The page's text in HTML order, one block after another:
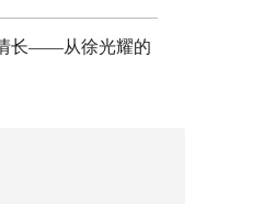
长——从徐光耀的